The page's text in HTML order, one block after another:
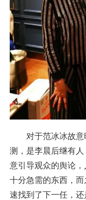
对于范冰冰故
测，是李晨后继有
意引导观众的舆论
十分急需的东西，
速找到了下一任，